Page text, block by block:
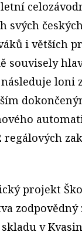
svých
i větších
souvisely
loni
projekt
v